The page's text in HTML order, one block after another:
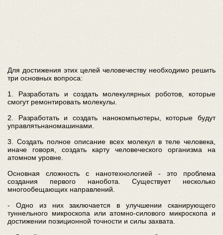
Для достижения этих целей человечеству необходимо решить
три основных вопроса:
1. Разработать и создать молекулярных роботов, которые
смогут ремонтировать молекулы.
2. Разработать и создать нанокомпьютеры, которые будут
управлятьнаномашинами.
3. Создать полное описание всех молекул в теле человека,
иначе говоря, создать карту человеческого организма на
атомном уровне.
Основная сложность с нанотехнологией - это проблема
создания первого нанобота. Существует несколько
многообещающих направлений.
- Одно из них заключается в улучшении сканирующего
туннельного микроскопа или атомно-силового микроскопа и
достижении позиционной точности и силы захвата.